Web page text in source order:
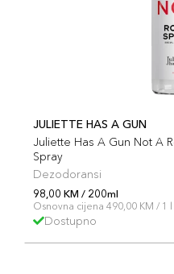
JULIETTE HAS A GUN
Juliette Has A Gun Not A
Spray
Dezodoransi
98,00 KM / 200ml
Osnovna cijena 490,00 KM / 1 l
Dostupno